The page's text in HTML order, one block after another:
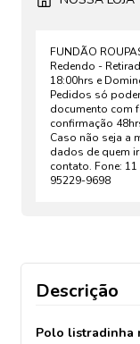
FUNDÃO
Redendo -
18:00hrs e
Pedidos só
documento com
confirmação
Caso não seja a
dados de quem
contato. Fone:
95229-9698
Descrição
Polo listradinha